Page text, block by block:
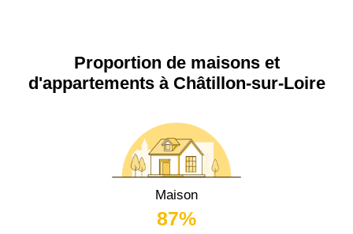
Proportion de maisons et
d'appartements à Châtillon-sur-Loire
Maison
87%